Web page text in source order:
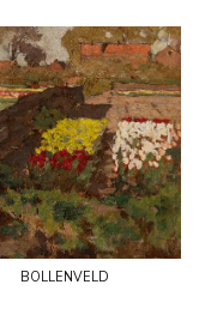
bollenveld